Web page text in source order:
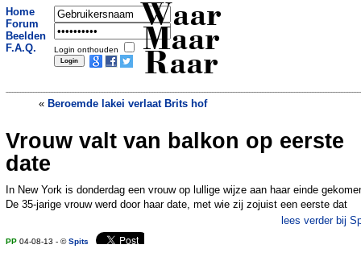
Home
Forum
Beelden
F.A.Q.
Login onthouden
Waar
Maar
Raar
« Beroemde lakei verlaat Brits hof
Man verdrinkt hotelkamer»
Vrouw valt van balkon op eerste
date
In New York is donderdag een vrouw op lullige wijze aan haar einde
De 35-jarige vrouw werd door haar date, met wie zij zojuist een eerste dat
lees verder bij
PP 04-08-13 - ©Spits